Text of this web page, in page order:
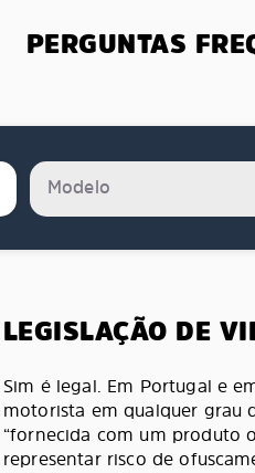
PERGUNTAS
LEGISLAÇÃO DE
Sim é legal. Em Portugal e
motorista em qualquer grau
“fornecida com um produto
representar risco de